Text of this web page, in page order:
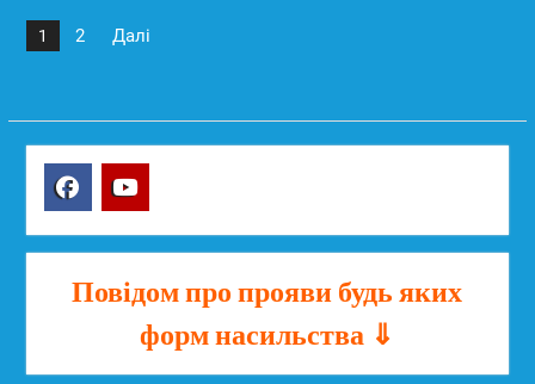
Пагінація
записів
1 2 Далі
Повідом про прояви будь яких
форм насильства ⇓